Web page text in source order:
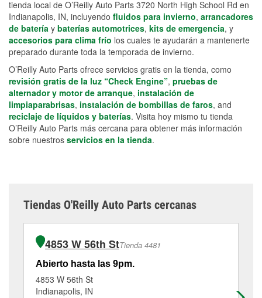
tienda local de O’Reilly Auto Parts 3720 North High School Rd en
Indianapolis, IN, incluyendo fluidos para invierno, arrancadores
de batería y baterías automotrices, kits de emergencia, y
accesorios para clima frío los cuales te ayudarán a mantenerte
preparado durante toda la temporada de invierno.
O’Reilly Auto Parts ofrece servicios gratis en la tienda, como
revisión gratis de la luz “Check Engine”, pruebas de
alternador y motor de arranque, instalación de
limpiaparabrisas, instalación de bombillas de faros, and
reciclaje de líquidos y baterías. Visita hoy mismo tu tienda
O’Reilly Auto Parts más cercana para obtener más información
sobre nuestros servicios en la tienda.
Tiendas O'Reilly Auto Parts cercanas
4853 W 56th StTienda 4481
Abierto hasta las 9pm.
4853 W 56th St
Indianapolis, IN